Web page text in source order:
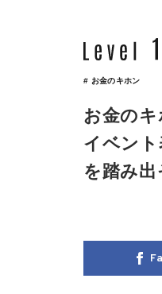
# お金のキホン
お金の
イベン
を踏み出